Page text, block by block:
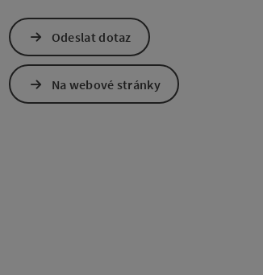
Odeslat dotaz
Na webové stránky